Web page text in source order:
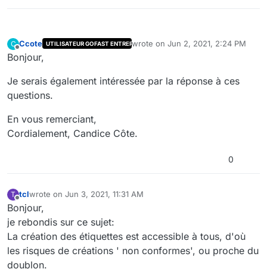
C
Offline
Ccote UTILISATEUR GOFAST ENTREPRISEwrote on Jun 2, 2021, 2:24 PM
last edited by
Bonjour,
Je serais également intéressée par la réponse à ces
questions.
En vous remerciant,
Cordialement, Candice Côte.
0
T
Offline
tclwrote on Jun 3, 2021, 11:31 AM
last edited by
Bonjour,
je rebondis sur ce sujet:
La création des étiquettes est accessible à tous, d'où
les risques de créations ' non conformes', ou proche du
doublon.